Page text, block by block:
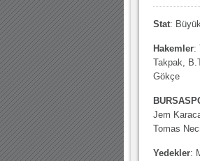
30.12.2022
11.11.2025
12.10.2025 17:30 |
08.01.2024
Stat:
Hakemler:
Takpak,
Gökçe
Jem
Tomas
Yedekler: